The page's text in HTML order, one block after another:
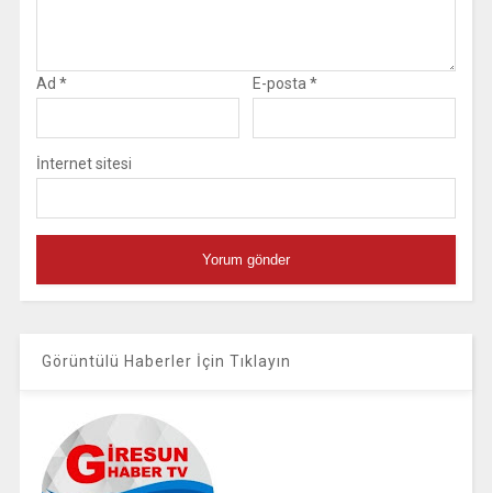
Ad * E-posta *
İnternet sitesi
Görüntülü Haberler İçin Tıklayın